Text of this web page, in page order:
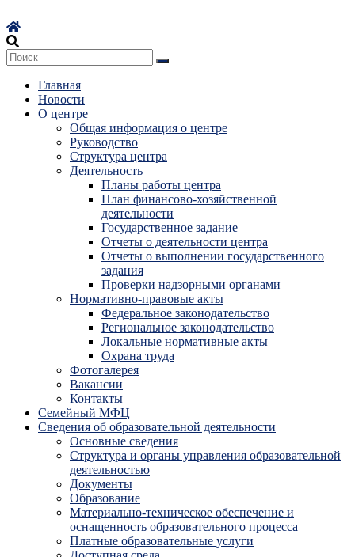
к
содержимому
Главная
Новости
О центре
Общая информация о центре
Руководство
Структура центра
Деятельность
Планы работы центра
План финансово-хозяйственной
деятельности
Государственное задание
Отчеты о деятельности центра
Отчеты о выполнении государственного
задания
Проверки надзорными органами
Нормативно-правовые акты
Федеральное законодательство
Региональное законодательство
Локальные нормативные акты
Охрана труда
Фотогалерея
Вакансии
Контакты
Семейный МФЦ
Сведения об образовательной деятельности
Основные сведения
Структура и органы управления образовательной
деятельностью
Документы
Образование
Материально-техническое обеспечение и
оснащенность образовательного процесса
Платные образовательные услуги